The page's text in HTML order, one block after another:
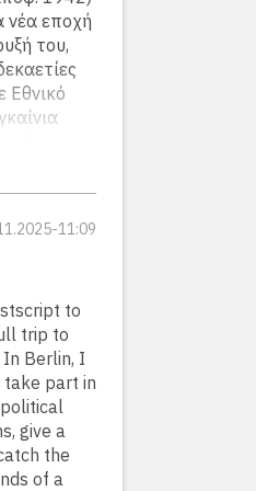
νέα εποχή
του,
Εθνικό
12
αξία
με
11:09
to
trip to
Berlin, I
take part in
give a
the
of a